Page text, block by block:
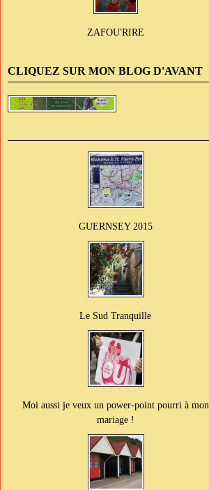
ZAFOU'RIRE
CLIQUEZ SUR MON BLOG D'AVANT
GUERNSEY 2015
Le Sud Tranquille
Moi aussi je veux un power-point pourri à mon
mariage !